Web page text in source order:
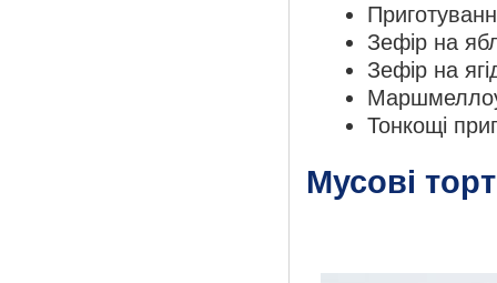
Зефір на
Зефір на
Тонкощі
Мусові